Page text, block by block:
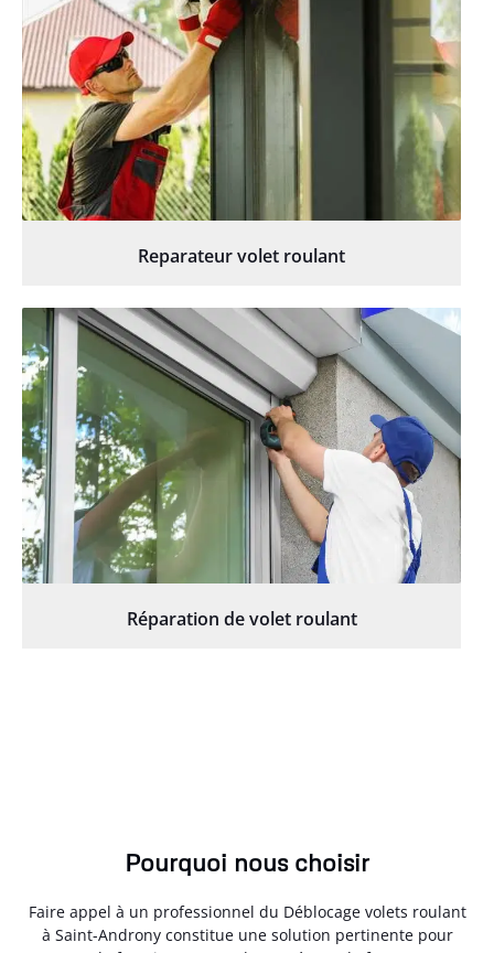
Reparateur volet roulant
Réparation de volet roulant
Pourquoi nous choisir
Faire appel à un professionnel du Déblocage volets roulant
à Saint-Androny constitue une solution pertinente pour